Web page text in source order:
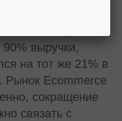
90% выручки,
на тот же 21% в
Рынок Ecommerce
сокращение
связать с